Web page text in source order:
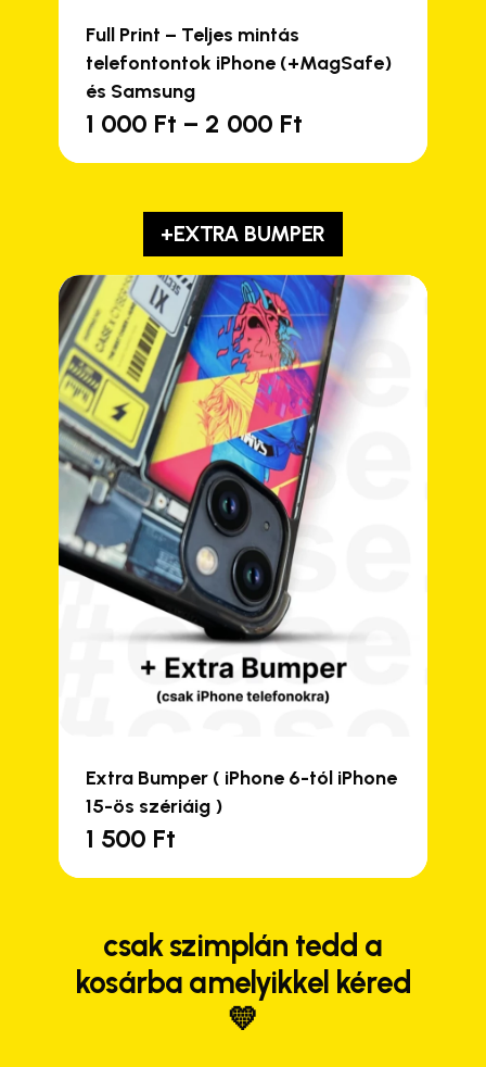
Full Print – Teljes mintás
telefontontok iPhone (+MagSafe)
és Samsung
1 000 Ft – 2 000 FtÁrtartomány:
000 Ft
2
000 Ft
Ennek
variációja
van.
A
változatok
a
termékoldalon
választhatók
ki
+EXTRA BUMPER
Extra Bumper ( iPhone 6-tól iPhone
15-ös szériáig )
1 500 Ft
csak szimplán tedd a
kosárba amelyikkel kéred
💛
Close
Close
Close
Close